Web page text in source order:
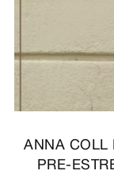
ANNA COLL
PRE-